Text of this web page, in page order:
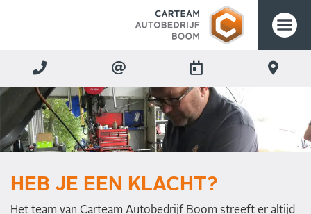
HEB JE EEN KLACHT?
Het team van Carteam Autobedrijf Boom streeft er altijd